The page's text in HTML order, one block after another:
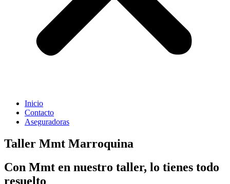
Inicio
Contacto
Aseguradoras
Taller Mmt Marroquina
Con Mmt en nuestro taller, lo tienes todo
resuelto